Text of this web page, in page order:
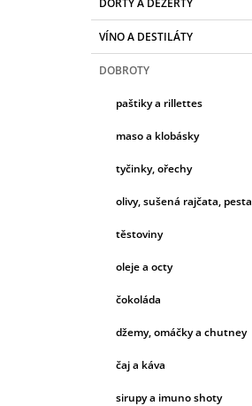
kategorie
T
G
O
DORTY A DEZERTY
VÍNO A DESTILÁTY
DOBROTY
paštiky a rillettes
maso a klobásky
tyčinky, ořechy
olivy, sušená rajčata, pesta
těstoviny
oleje a octy
čokoláda
džemy, omáčky a chutney
čaj a káva
sirupy a imuno shoty
420 Kč